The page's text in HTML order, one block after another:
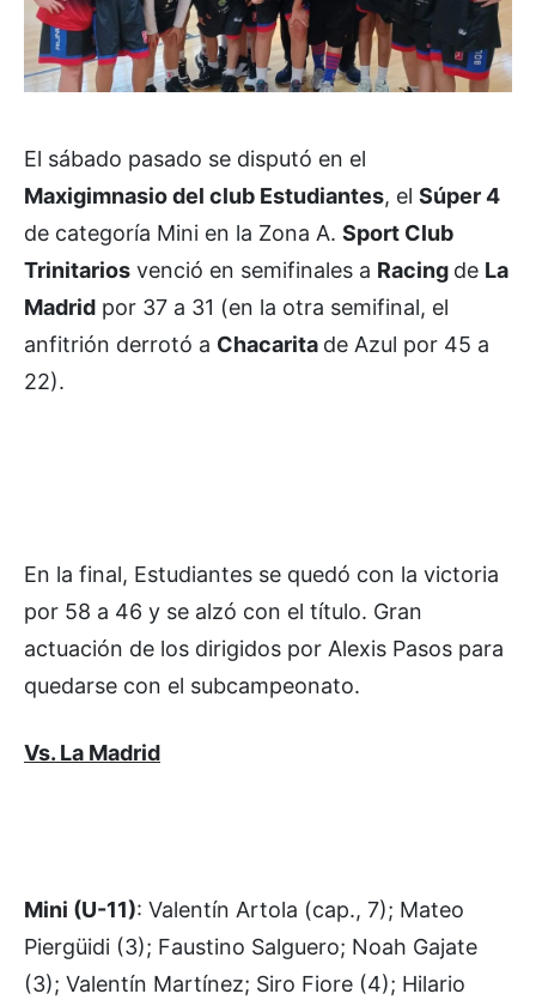
El sábado pasado se disputó en el
Maxigimnasio del club Estudiantes, el Súper 4
de categoría Mini en la Zona A. Sport Club
Trinitarios venció en semifinales a Racing de La
Madrid por 37 a 31 (en la otra semifinal, el
anfitrión derrotó a Chacarita de Azul por 45 a
22).
En la final, Estudiantes se quedó con la victoria
por 58 a 46 y se alzó con el título. Gran
actuación de los dirigidos por Alexis Pasos para
quedarse con el subcampeonato.
Vs. La Madrid
Mini (U-11): Valentín Artola (cap., 7); Mateo
Piergüidi (3); Faustino Salguero; Noah Gajate
(3); Valentín Martínez; Siro Fiore (4); Hilario